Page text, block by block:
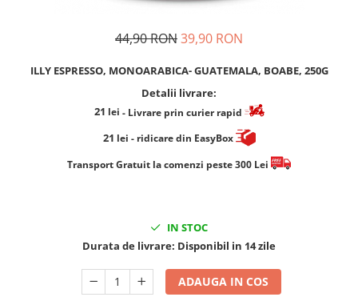
44,90 RON39,90 RON
ILLY ESPRESSO, MONOARABICA- GUATEMALA, BOABE, 250G
Detalii livrare:
21 lei - Livrare prin curier rapid
21 lei - ridicare din EasyBox
​​​​​​Transport Gratuit la comenzi peste 300 Lei
IN STOC
Durata de livrare: Disponibil in 14 zile
ADAUGA IN COS